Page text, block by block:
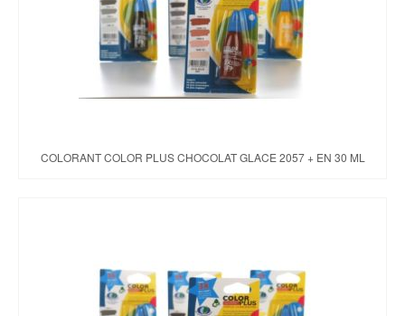
COLORANT COLOR PLUS CHOCOLAT GLACE 2057 + EN 30 ML